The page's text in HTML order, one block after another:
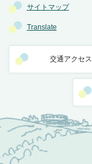
サイトマップ
Translate
交通アクセス